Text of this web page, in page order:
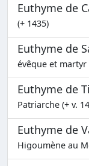
Euthyme de
(+ 1435)
Euthyme de
évêque et martyr
Euthyme de
Patriarche (+ v.
Euthyme de
Higoumène au